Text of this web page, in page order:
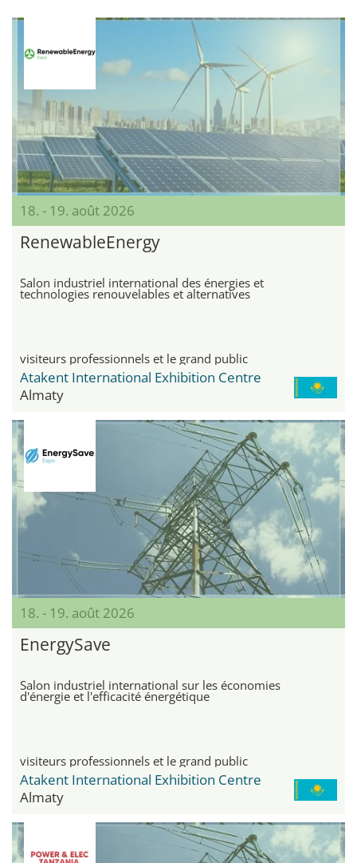
18. - 19. août 2026
RenewableEnergy
Salon industriel international des énergies et
technologies renouvelables et alternatives
visiteurs professionnels et le grand public
Atakent International Exhibition Centre
Almaty
18. - 19. août 2026
EnergySave
Salon industriel international sur les économies
d'énergie et l'efficacité énergétique
visiteurs professionnels et le grand public
Atakent International Exhibition Centre
Almaty